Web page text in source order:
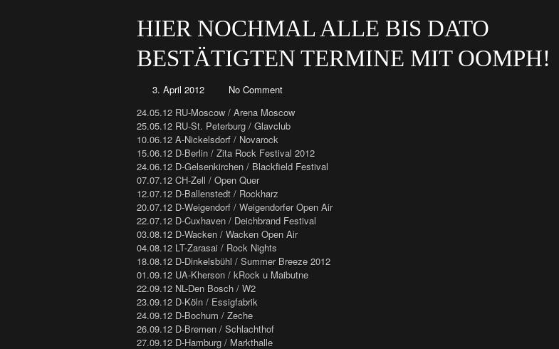
HIER NOCHMAL ALLE BIS DATO
BESTÄTIGTEN TERMINE MIT OOMPH!
3. April 2012
No Comment
24.05.12 RU-Moscow / Arena Moscow
25.05.12 RU-St. Peterburg / Glavclub
10.06.12 A-Nickelsdorf / Novarock
15.06.12 D-Berlin / Zita Rock Festival 2012
24.06.12 D-Gelsenkirchen / Blackfield Festival
07.07.12 CH-Zell / Open Quer
12.07.12 D-Ballenstedt / Rockharz
20.07.12 D-Weigendorf / Weigendorfer Open Air
22.07.12 D-Cuxhaven / Deichbrand Festival
03.08.12 D-Wacken / Wacken Open Air
04.08.12 LT-Zarasai / Rock Nights
18.08.12 D-Dinkelsbühl / Summer Breeze 2012
01.09.12 UA-Kherson / kRock u Maibutne
22.09.12 NL-Den Bosch / W2
23.09.12 D-Köln / Essigfabrik
24.09.12 D-Bochum / Zeche
26.09.12 D-Bremen / Schlachthof
27.09.12 D-Hamburg / Markthalle